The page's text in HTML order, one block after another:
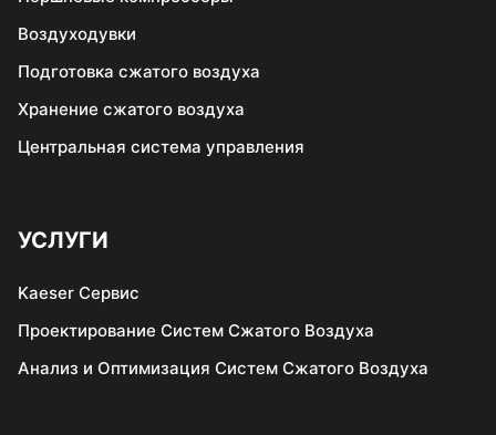
Воздуходувки
Подготовка сжатого воздуха
Хранение сжатого воздуха
Центральная система управления
УСЛУГИ
Kaeser Сервис
Проектирование Систем Сжатого Воздуха
Анализ и Оптимизация Систем Сжатого Воздуха